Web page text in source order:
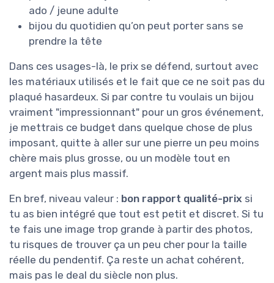
ado / jeune adulte
bijou du quotidien qu’on peut porter sans se
prendre la tête
Dans ces usages-là, le prix se défend, surtout avec
les matériaux utilisés et le fait que ce ne soit pas du
plaqué hasardeux. Si par contre tu voulais un bijou
vraiment "impressionnant" pour un gros événement,
je mettrais ce budget dans quelque chose de plus
imposant, quitte à aller sur une pierre un peu moins
chère mais plus grosse, ou un modèle tout en
argent mais plus massif.
En bref, niveau valeur : bon rapport qualité-prix si
tu as bien intégré que tout est petit et discret. Si tu
te fais une image trop grande à partir des photos,
tu risques de trouver ça un peu cher pour la taille
réelle du pendentif. Ça reste un achat cohérent,
mais pas le deal du siècle non plus.